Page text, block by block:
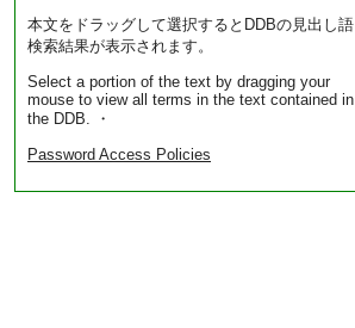
本文をドラッグして選択するとDDBの見出し語
検索結果が表示されます。
Select a portion of the text by dragging your
mouse to view all terms in the text contained in
the DDB. ・
Password Access Policies